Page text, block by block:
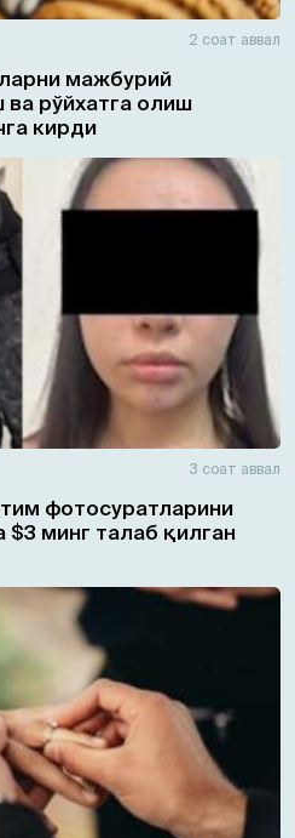
2 соат аввал
мажбурий
рўйхатга олиш
кирди
3 соат аввал
фотосуратларини
$3 минг талаб қилган